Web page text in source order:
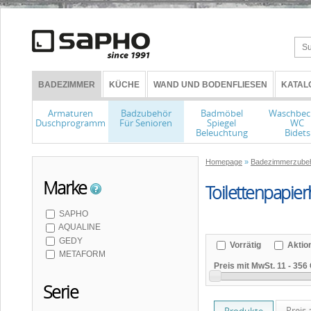
BADEZIMMER KÜCHE WAND UND BODENFLIESEN
Armaturen
Duschprogramm
Badzubehör
Für Senioren
Badmöbel
Spiegel
Beleuchtung
WC
Bidets
Homepage »
Marke
SAPHO
AQUALINE
GEDY
METAFORM
Serie
Vorrätig
Preis mit MwSt. 11 - 356